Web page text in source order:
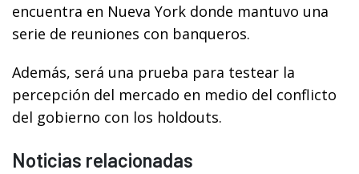
encuentra en Nueva York donde mantuvo una
serie de reuniones con banqueros.
Además, será una prueba para testear la
percepción del mercado en medio del conflicto
del gobierno con los holdouts.
Noticias relacionadas